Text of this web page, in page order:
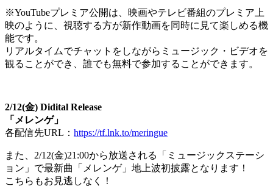
※YouTubeプレミア公開は、映画やテレビ番組のプレミア上
映のように、視聴する方が新作動画を同時に見て楽しめる機
能です。
リアルタイムでチャットをしながらミュージック・ビデオを
観ることができ、誰でも無料で参加することができます。
2/12(金) Didital Release
「メレンゲ」
各配信先URL： https://tf.lnk.to/meringue
また、2/12(金)21:00から放送される「ミュージックステーシ
ョン」で最新曲「メレンゲ」地上波初披露となります！
こちらもお見逃しなく！